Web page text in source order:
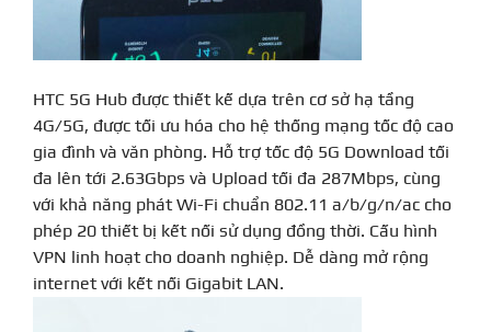
HTC 5G Hub được thiết kế dựa trên cơ sở hạ tầng
4G/5G, được tối ưu hóa cho hệ thống mạng tốc độ cao
gia đình và văn phòng. Hỗ trợ tốc độ 5G Download tối
đa lên tới 2.63Gbps và Upload tối đa 287Mbps, cùng
với khả năng phát Wi-Fi chuẩn 802.11 a/b/g/n/ac cho
phép 20 thiết bị kết nối sử dụng đồng thời. Cấu hình
VPN linh hoạt cho doanh nghiệp. Dễ dàng mở rộng
internet với kết nối Gigabit LAN.